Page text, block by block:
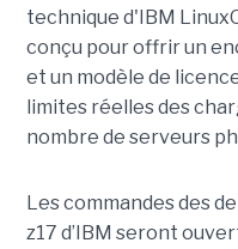
technique d'IBM
conçu pour offrir un
et un modèle de
limites réelles des
nombre de serveurs
Les commandes des
z17 d’IBM seront